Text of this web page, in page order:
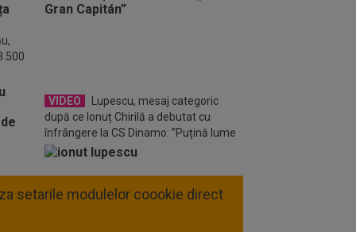
VIDEO
Lupescu, mesaj categoric
după ce Ionuț Chirilă a debutat cu
înfrângere la CS Dinamo: ”Puțină lume
crede”
setarile modulelor coookie direct